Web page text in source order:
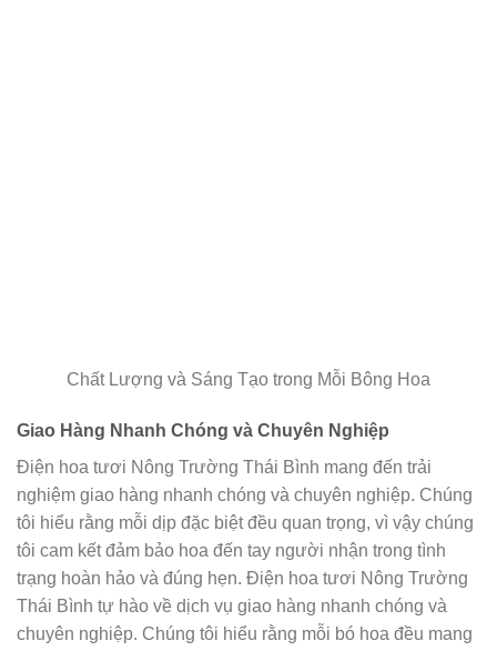
Chất Lượng và Sáng Tạo trong Mỗi Bông Hoa
Giao Hàng Nhanh Chóng và Chuyên Nghiệp
Điện hoa tươi Nông Trường Thái Bình mang đến trải
nghiệm giao hàng nhanh chóng và chuyên nghiệp. Chúng
tôi hiểu rằng mỗi dịp đặc biệt đều quan trọng, vì vậy chúng
tôi cam kết đảm bảo hoa đến tay người nhận trong tình
trạng hoàn hảo và đúng hẹn. Điện hoa tươi Nông Trường
Thái Bình tự hào về dịch vụ giao hàng nhanh chóng và
chuyên nghiệp. Chúng tôi hiểu rằng mỗi bó hoa đều mang